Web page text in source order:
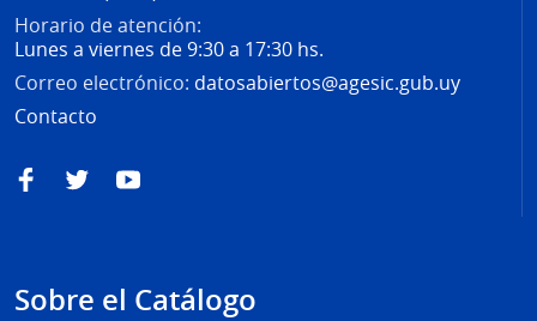
Horario de atención:
Lunes a viernes de 9:30 a 17:30 hs.
Correo electrónico: datosabiertos@agesic.gub.uy
Contacto
FacebookTwitterYouTube
Sobre el Catálogo